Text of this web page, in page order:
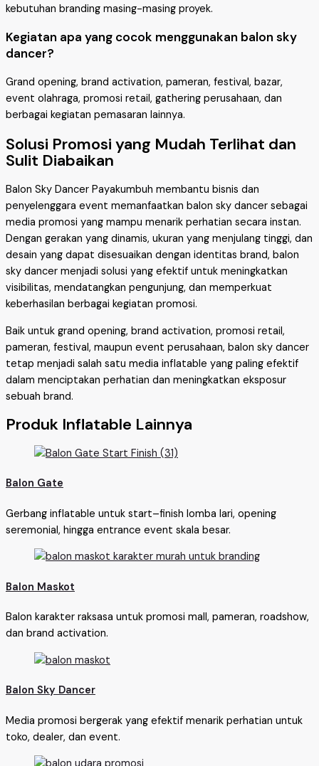
kebutuhan branding masing-masing proyek.
Kegiatan apa yang cocok menggunakan balon sky
dancer?
Grand opening, brand activation, pameran, festival, bazar,
event olahraga, promosi retail, gathering perusahaan, dan
berbagai kegiatan pemasaran lainnya.
Solusi Promosi yang Mudah Terlihat dan
Sulit Diabaikan
Balon Sky Dancer Payakumbuh membantu bisnis dan
penyelenggara event memanfaatkan balon sky dancer sebagai
media promosi yang mampu menarik perhatian secara instan.
Dengan gerakan yang dinamis, ukuran yang menjulang tinggi, dan
desain yang dapat disesuaikan dengan identitas brand, balon
sky dancer menjadi solusi yang efektif untuk meningkatkan
visibilitas, mendatangkan pengunjung, dan memperkuat
keberhasilan berbagai kegiatan promosi.
Baik untuk grand opening, brand activation, promosi retail,
pameran, festival, maupun event perusahaan, balon sky dancer
tetap menjadi salah satu media inflatable yang paling efektif
dalam menciptakan perhatian dan meningkatkan eksposur
sebuah brand.
Produk Inflatable Lainnya
Balon Gate
Gerbang inflatable untuk start–finish lomba lari, opening
seremonial, hingga entrance event skala besar.
Balon Maskot
Balon karakter raksasa untuk promosi mall, pameran, roadshow,
dan brand activation.
Balon Sky Dancer
Media promosi bergerak yang efektif menarik perhatian untuk
toko, dealer, dan event.